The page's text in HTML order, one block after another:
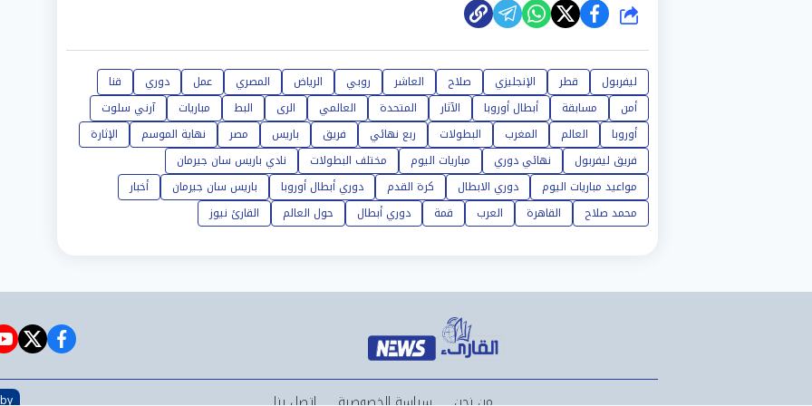
شارك
ليفربول قطر الإنجليزي صلاح العاشر روبي الرياض المصري عمل دوري
قنا
أمن
مسابقة أبطال أوروبا الآثار المتحدة العالمي الرى البط مباريات
آرني سلوت
أوروبا
العالم المغرب البطولات ربع نهائي فريق باريس مصر نهاية الموسم
الإثارة
فريق ليفربول
نهائي دوري مباريات اليوم مختلف البطولات
نادي باريس سان جيرمان
مواعيد مباريات اليوم
دوري الابطال كرة القدم دوري أبطال أوروبا باريس سان جيرمان
أخبار
محمد صلاح
القاهرة العرب قمة دوري أبطال حول العالم القارئ نيوز
facebook